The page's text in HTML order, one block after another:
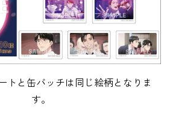
トと缶バッチは同じ絵柄となりま
す。